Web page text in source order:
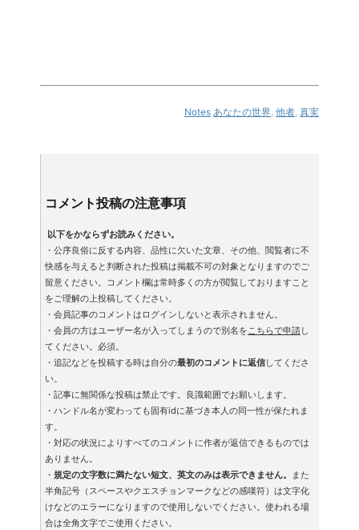
Notes あなたの世界, 他者, 真実
コメント投稿の注意事項
以下をかならずお読みください。
・公序良俗に反する内容、品性に欠いた文章、その他、閲覧者に不
快感を与えると判断された投稿は掲載不可の対象となりますのでご
留意ください。コメント欄は常時多くの方が閲覧しておりますこと
をご理解の上投稿してください。
・会員記事のコメントはログインしないと表示されません。
・会員の方はユーザー名が入ってしまうので別名をこちらで申請し
てください。必須。
・追記などを投稿する時は自分の最初のコメントに返信してくださ
い。
・記事に無関係な投稿は禁止です。良識範囲でお願いします。
・ハンドル名が変わっても固有idに基づき本人の同一性が保たれま
す。
・対応の状況によりすべてのコメントに作者が返信できるものでは
ありません。
・ 規定の文字数に満たない短文、英文のみは表示できません。
また
半角記号（スペースやクエスチョンマークなどの感嘆符）は文字化
けなどのエラーになりますので使用しないでください。使われる場
合は全角文字でご使用ください。